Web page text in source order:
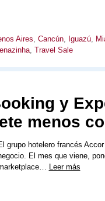
Aires, Cancún, Iguazú,
, Travel Sale
y
menos
grupo hotelero francés
El mes que viene,
Leer más